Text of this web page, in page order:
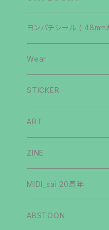
ヨンパチシール (
いないマン
第4弾
第3弾
イジクリマン
第1弾
第2弾
シルキチナイト
第1弾
第2弾
ソックリダッチ
第1弾
第2弾
肥マン
第1弾
ヨンパチマン
Wear
T-shirts
Long Sleeve
Hoody
Sweat
Others
STICKER
GULPLOTT
BIOMMENT
GAG
手描きステッカー
ART
ZINE
MIDI_sai 20周年
ABSTOON